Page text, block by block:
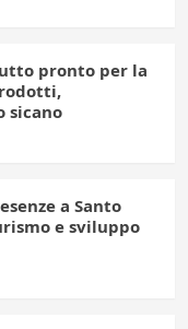
pronto per la
sicano
a Santo
e sviluppo